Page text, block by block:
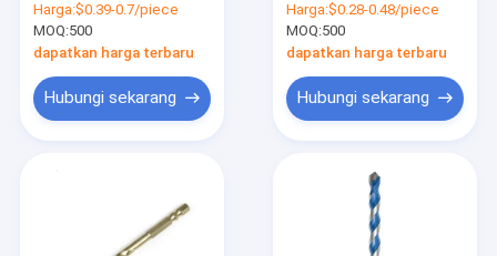
Bor Bits Untuk Baja
yang Dikeraskan
Harga:$0.39-0.7/piece
MOQ:500
dapatkan harga terbaru
Hubungi sekarang
Pengeboran Beton
Harga:$0.28-0.48/piece
MOQ:500
dapatkan harga terbaru
Hubungi sekarang